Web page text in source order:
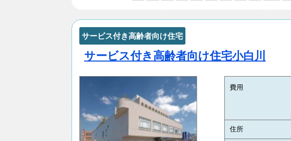
サービス付き高齢者向け住宅
サービス付き高齢者向け住宅小白川
費用
住所